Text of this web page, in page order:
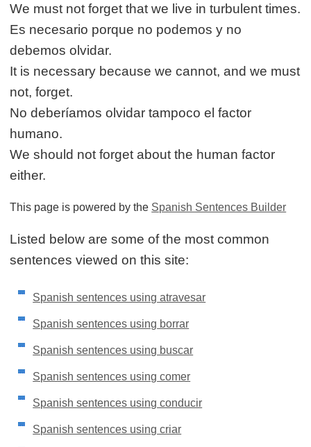
We must not forget that we live in turbulent times.
Es necesario porque no podemos y no
debemos olvidar.
It is necessary because we cannot, and we must
not, forget.
No deberíamos olvidar tampoco el factor
humano.
We should not forget about the human factor
either.
This page is powered by the Spanish Sentences Builder
Listed below are some of the most common
sentences viewed on this site:
Spanish sentences using atravesar
Spanish sentences using borrar
Spanish sentences using buscar
Spanish sentences using comer
Spanish sentences using conducir
Spanish sentences using criar